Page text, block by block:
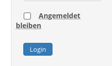
Angemeldet
bleiben
Login